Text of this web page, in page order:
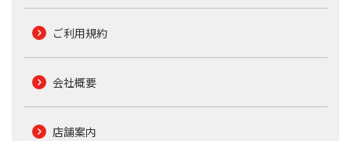
ご利用規約
会社概要
店舗案内